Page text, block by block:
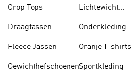
Crop Tops
Draagtassen
Fleece Jassen
Gewichthefschoenen
Lichtewicht
Onderkleding
Oranje T-shirts
Sportkleding